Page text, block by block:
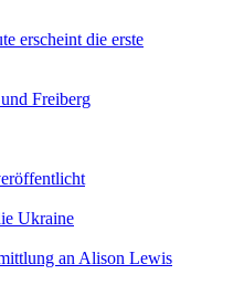
erscheint die erste
Freiberg
Ukraine
an Alison Lewis